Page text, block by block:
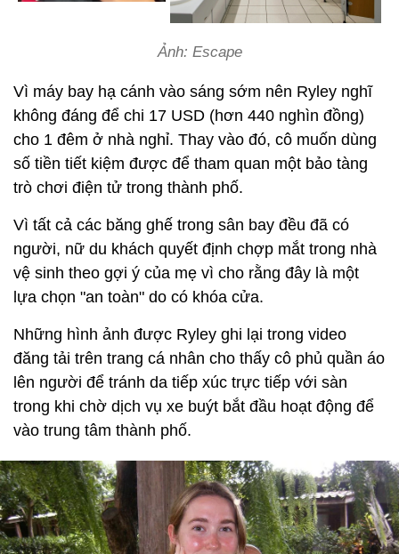
Ảnh: Escape
Vì máy bay hạ cánh vào sáng sớm nên Ryley nghĩ
không đáng để chi 17 USD (hơn 440 nghìn đồng)
cho 1 đêm ở nhà nghỉ. Thay vào đó, cô muốn dùng
số tiền tiết kiệm được để tham quan một bảo tàng
trò chơi điện tử trong thành phố.
Vì tất cả các băng ghế trong sân bay đều đã có
người, nữ du khách quyết định chợp mắt trong nhà
vệ sinh theo gợi ý của mẹ vì cho rằng đây là một
lựa chọn "an toàn" do có khóa cửa.
Những hình ảnh được Ryley ghi lại trong video
đăng tải trên trang cá nhân cho thấy cô phủ quần áo
lên người để tránh da tiếp xúc trực tiếp với sàn
trong khi chờ dịch vụ xe buýt bắt đầu hoạt động để
vào trung tâm thành phố.